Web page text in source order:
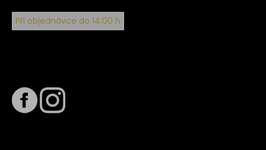
Při objednávce do 14:00 h